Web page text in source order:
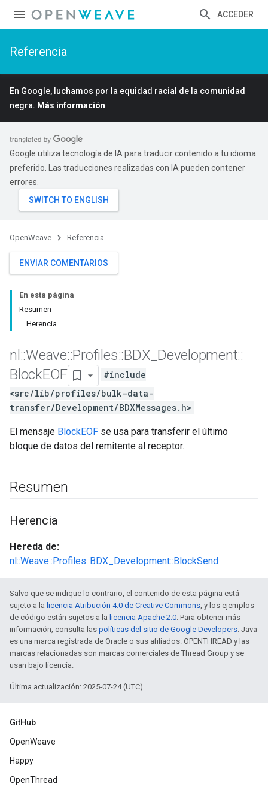
ACCEDER
Referencia
En Google, luchamos por la equidad racial de la comunidad
negra. Más información
Google utiliza tecnología de IA para traducir contenido a tu idioma
preferido. Las traducciones realizadas con IA pueden contener
errores.
OpenWeave Referencia
ENVIAR COMENTARIOS
En esta página
Resumen
Herencia
nl ::Weave::Profiles::BDX Development::
BlockEOF
#include
<src/lib/profiles/bulk-data-
transfer/Development/BDXMessages.h>
El mensaje BlockEOF se usa para transferir el último
bloque de datos del remitente al receptor.
Resumen
Herencia
Hereda de:
nl::Weave::Profiles::BDX_Development::BlockSend
Salvo que se indique lo contrario, el contenido de esta página está
sujeto a la licencia Atribución 4.0 de Creative Commons, y los ejemplos
de código están sujetos a la licencia Apache 2.0. Para obtener más
información, consulta las políticas del sitio de Google Developers. Java
es una marca registrada de Oracle o sus afiliados. OPENTHREAD y las
marcas relacionadas son marcas comerciales de Thread Group y se
usan bajo licencia.
Última actualización: 2025-07-24 (UTC)
GitHub
OpenWeave
Happy
OpenThread